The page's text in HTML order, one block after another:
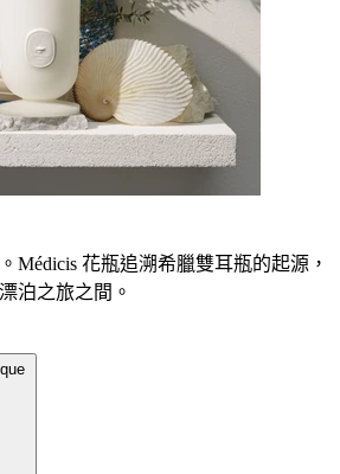
Médicis 花瓶追溯希臘雙耳瓶的起源，
泊之旅之間。